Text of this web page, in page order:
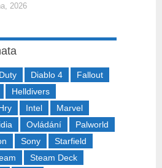
2026
Diablo 4
Fallout
Helldivers
Intel
Marvel
Ovládání
Palworld
Sony
Starfield
Steam Deck